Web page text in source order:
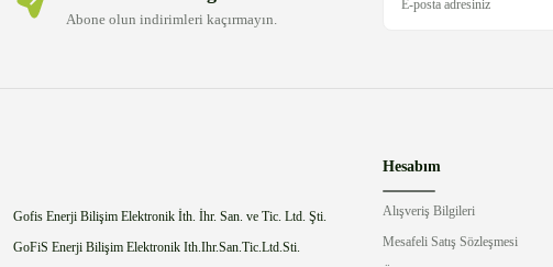
Abone olun indirimleri kaçırmayın.
Gofis Enerji Bilişim Elektronik İth. İhr. San. ve Tic. Ltd. Şti.
GoFiS Enerji Bilişim Elektronik Ith.Ihr.San.Tic.Ltd.Sti.
Hesabım
Alışveriş Bilgileri
Mesafeli Satış Sözleşmesi